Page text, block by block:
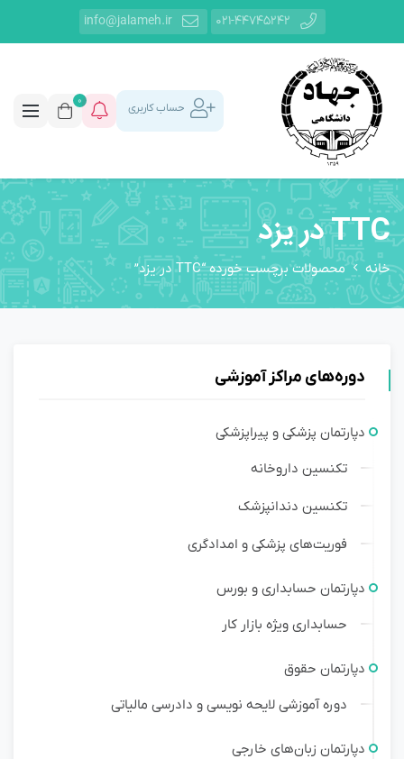
021-44745242
info@jalameh.ir
حساب کاربری
0
TTC در یزد
خانه محصولات برچسب خورده “TTC در یزد”
دوره‌های مراکز آموزشی
دپارتمان پزشکی و پیراپزشکی
تکنسین داروخانه
تکنسین دندانپزشک
فوریت‌های پزشکی و امدادگری
دپارتمان حسابداری و بورس
حسابداری ویژه بازار کار
دپارتمان حقوق
دوره آموزشی لایحه نویسی و دادرسی مالیاتی
دپارتمان زبان‌های خارجی